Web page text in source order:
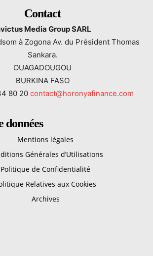
Contact
Media Group SARL
à Zogona Av. du Président Thomas
Sankara.
OUAGADOUGOU
BURKINA FASO
80 20 contact@horonyafinance.com
données
Mentions légales
Générales d’Utilisations
Politique de Confidentialité
Relatives aux Cookies
Archives